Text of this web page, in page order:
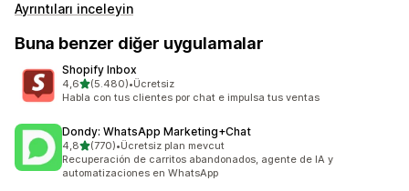
Ayrıntıları inceleyin
Buna benzer diğer uygulamalar
Shopify Inbox
4,65 yıldız üzerinden
(5.480)
toplam 5480 değerlendirme
•Ücretsiz
Habla con tus clientes por chat e impulsa tus ventas
Dondy: WhatsApp Marketing+Chat
4,85 yıldız üzerinden
(770)
toplam 770 değerlendirme
•Ücretsiz plan mevcut
Recuperación de carritos abandonados, agente de IA y
automatizaciones en WhatsApp